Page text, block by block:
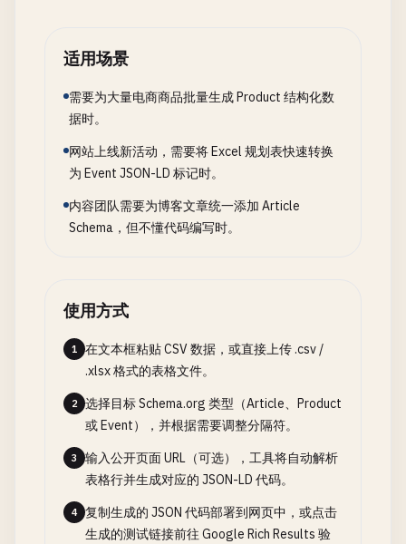
适用场景
需要为大量电商商品批量生成 Product 结构化数
据时。
网站上线新活动，需要将 Excel 规划表快速转换
为 Event JSON-LD 标记时。
内容团队需要为博客文章统一添加 Article
Schema，但不懂代码编写时。
使用方式
1
在文本框粘贴 CSV 数据，或直接上传 .csv /
.xlsx 格式的表格文件。
2
选择目标 Schema.org 类型（Article、Product
或 Event），并根据需要调整分隔符。
3
输入公开页面 URL（可选），工具将自动解析
表格行并生成对应的 JSON-LD 代码。
4
复制生成的 JSON 代码部署到网页中，或点击
生成的测试链接前往 Google Rich Results 验